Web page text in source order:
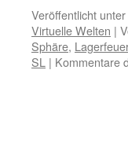
Veröffentlicht unter
Virtuelle Welten |
Sphäre,
SL | Kommentare